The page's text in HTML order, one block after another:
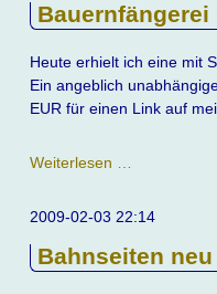
Bauernfängerei
Heute erhielt ich eine mit
Ein angeblich
EUR für einen Link auf
Weiterlesen …
2009-02-03 22:14
Bahnseiten neu